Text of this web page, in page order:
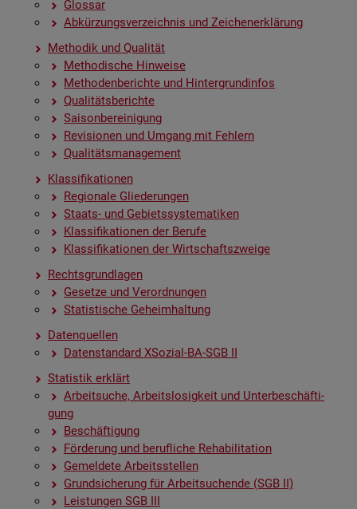
Glos­sar
Ab­kür­zungs­ver­zeich­nis und Zei­chen­er­klä­rung
Me­tho­dik und Qua­li­tät
Me­tho­di­sche Hin­wei­se
Me­tho­den­be­rich­te und Hin­ter­grund­in­fos
Qua­li­täts­be­rich­te
Sai­son­be­rei­ni­gung
Re­vi­sio­nen und Um­gang mit Feh­lern
Qua­li­täts­ma­nage­ment
Klas­si­fi­ka­tio­nen
Re­gio­na­le Glie­de­run­gen
Staats- und Ge­biets­sys­te­ma­ti­ken
Klas­si­fi­ka­tio­nen der Be­ru­fe
Klas­si­fi­ka­tio­nen der Wirt­schafts­zwei­ge
Rechts­grund­la­gen
Ge­set­ze und Ver­ord­nun­gen
Sta­tis­ti­sche Ge­heim­hal­tung
Da­ten­quel­len
Da­ten­stan­dard XSo­zi­al-BA-SGB II
Sta­tis­tik er­klärt
Ar­beit­su­che, Ar­beits­lo­sig­keit und Un­ter­be­schäf­ti­
gung
Be­schäf­ti­gung
För­de­rung und be­ruf­li­che Re­ha­bi­li­ta­ti­on
Ge­mel­de­te Ar­beits­stel­len
Grund­si­che­rung für Ar­beit­su­chen­de (SGB II)
Leis­tun­gen SGB III